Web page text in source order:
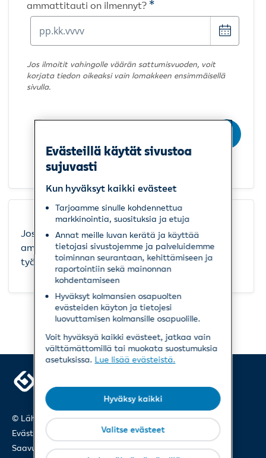
ammattitauti on ilmennyt? *
Milloin
tapaturma
ammattitauti
ilmeni? Kirjoita
päivämäärä
ilmoitit
väärän
sattumisvuoden,
voit korjata
vain lomakkeen
ensimmäisellä
sivulla.
Valitse
Jos ilmoitit vahingolle väärän sattumisvuoden, voit
korjata tiedon oikeaksi vain lomakkeen ensimmäisellä
sivulla.
Jos sinulla tai työntekijälläsi epäillään
ammattitautia, voit hakea korvausta
työtapaturmavakuutuksesta.
© LähiTapiola 2023 / Turvallisuus ja käyttöehdot
uuteen
ikkunaan
Evästeet
Avautuu
uuteen
ikkunaan
Henkilötietojen käsittely
Avautuu
ikkunaan
Saavutettavuusseloste
Avautuu
uuteen
ikkunaan
Evästeillä käytät sivustoa
sujuvasti
Kun hyväksyt kaikki evästeet
Tarjoamme sinulle kohdennettua
markkinointia, suosituksia ja etuja
Annat meille luvan kerätä ja käyttää
tietojasi sivustojemme ja palveluidemme
toiminnan seurantaan, kehittämiseen ja
raportointiin sekä mainonnan
kohdentamiseen
Hyväksyt kolmansien osapuolten
evästeiden käytön ja tietojesi
luovuttamisen kolmansille osapuolille.
Voit hyväksyä kaikki evästeet, jatkaa vain
välttämättömillä tai muokata suostumuksia
asetuksissa. Lue lisää evästeistä
Valitse evästeet
Hyväksy kaikki